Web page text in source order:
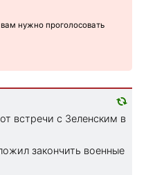
нужно проголосовать
встречи с Зеленским в
закончить военные